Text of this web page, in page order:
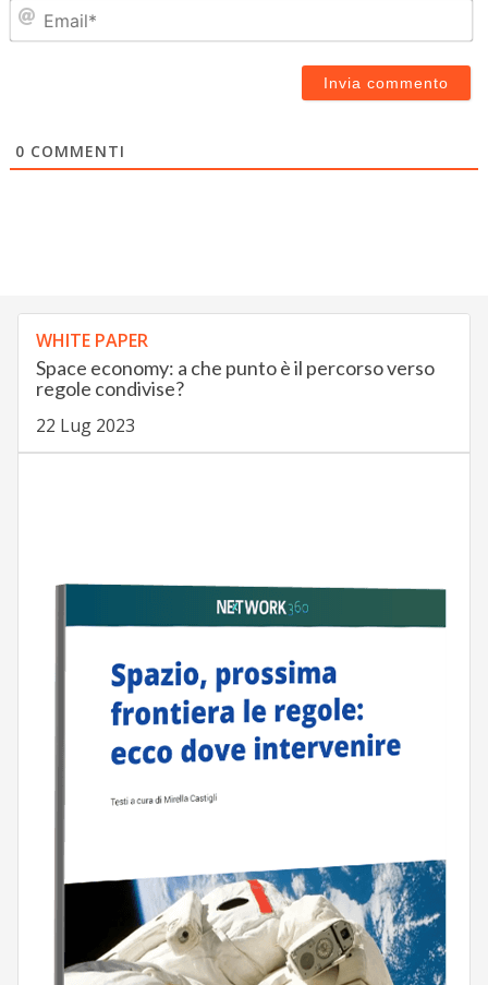
0 COMMENTI
WHITE PAPER
Space economy: a che punto è il percorso verso
regole condivise?
22 Lug 2023